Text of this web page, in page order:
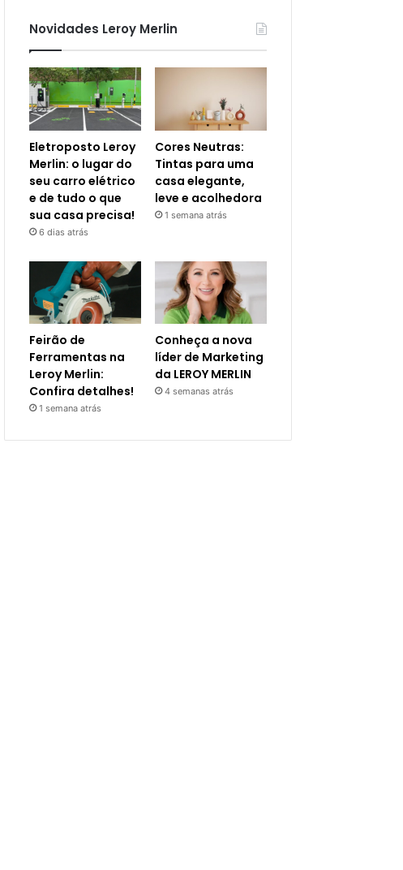
Novidades Leroy Merlin
Eletroposto Leroy
Merlin: o lugar do
seu carro elétrico
e de tudo o que
sua casa precisa!
6 dias atrás
Cores Neutras:
Tintas para uma
casa elegante,
leve e acolhedora
1 semana atrás
Feirão de
Ferramentas na
Leroy Merlin:
Confira detalhes!
1 semana atrás
Conheça a nova
líder de Marketing
da LEROY MERLIN
4 semanas atrás